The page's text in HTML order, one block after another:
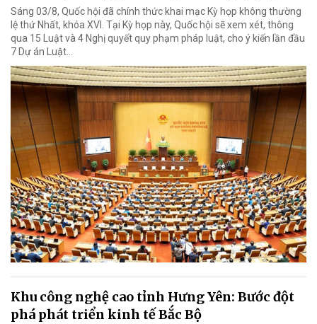
Sáng 03/8, Quốc hội đã chính thức khai mạc Kỳ họp không thường
lệ thứ Nhất, khóa XVI. Tại Kỳ họp này, Quốc hội sẽ xem xét, thông
qua 15 Luật và 4 Nghị quyết quy phạm pháp luật, cho ý kiến lần đầu
7 Dự án Luật…
Khu công nghệ cao tỉnh Hưng Yên: Bước đột
phá phát triển kinh tế Bắc Bộ